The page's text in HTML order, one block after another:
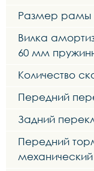
Размер рамы
Вилка
60 мм
Количество
Передний
Задний
Передний
механический